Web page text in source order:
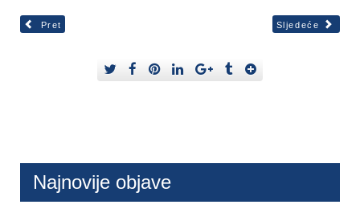
Pret Sljedeće
Najnovije objave